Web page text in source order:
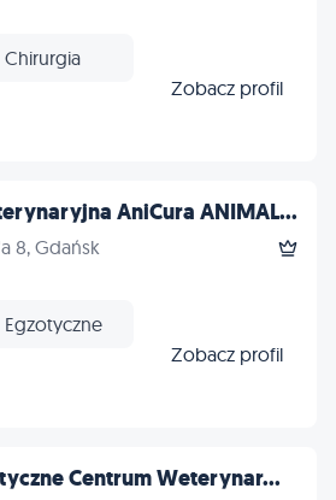
Chirurgia
Zobacz profil
AniCura ANIMAL...
8, Gdańsk
Egzotyczne
Zobacz profil
Centrum Weterynar...